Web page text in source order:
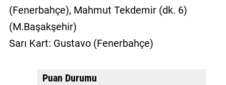
(Fenerbahçe), Mahmut Tekdemir (dk. 6)
(M.Başakşehir)
Sarı Kart: Gustavo (Fenerbahçe)
Puan Durumu